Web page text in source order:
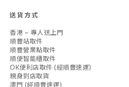
送貨方式
香港 ~ 專人送上門
順豐站取件
順豐營業點取件
順便智能櫃取件
OK便利店取件 (經順豐速運)
親身到店取貨
澳門 (經順豐速運)